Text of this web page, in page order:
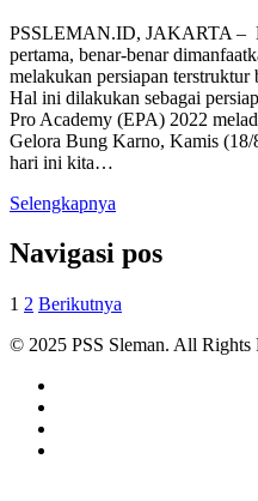
PSSLEMAN.ID, JAKARTA –
pertama, benar-benar
melakukan persiapan terstruktur
Hal ini dilakukan sebagai
Pro Academy (EPA) 2022
Gelora Bung Karno, Kamis (18/
hari ini kita…
Selengkapnya
Navigasi pos
1 2 Berikutnya
© 2025 PSS Sleman. All Rights